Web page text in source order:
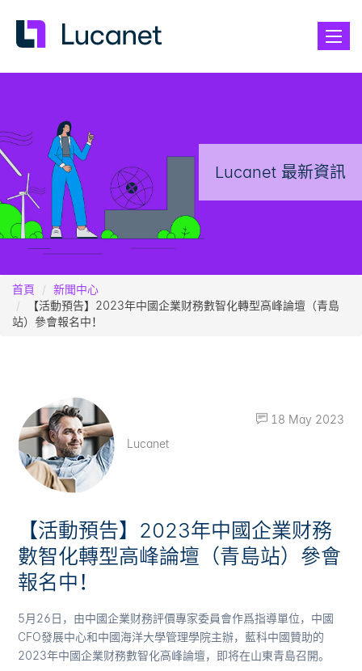
Toggle
Lucanet 最新資訊
首頁
新聞中心
【活動預告】2023年中國企業财務數智化轉型高峰論壇（青島
站）參會報名中！
Lucanet
18 May 2023
【活動預告】2023年中國企業财務
數智化轉型高峰論壇（青島站）參會
報名中！
5月26日，由中國企業财務評價專家委員會作爲指導單位，中國
CFO發展中心和中國海洋大學管理學院主辦，藍科中國贊助的
2023年中國企業财務數智化高峰論壇，即将在山東青島召開。